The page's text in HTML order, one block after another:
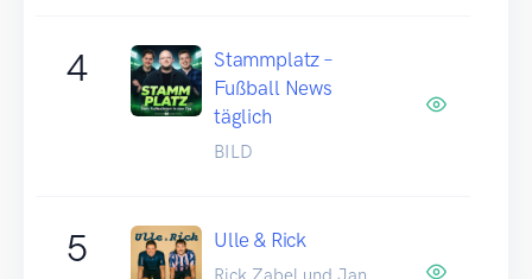
4
Stammplatz –
Fußball News
täglich
BILD
5 Ulle & Rick